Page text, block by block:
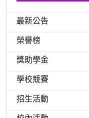
最新公告
榮譽榜
獎助學金
學校競賽
招生活動